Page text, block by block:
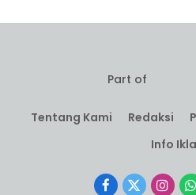
Part of
Tentang Kami Redaksi
Info